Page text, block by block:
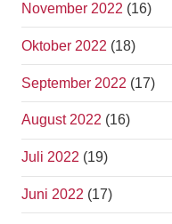
November 2022 (16)
Oktober 2022 (18)
September 2022 (17)
August 2022 (16)
Juli 2022 (19)
Juni 2022 (17)